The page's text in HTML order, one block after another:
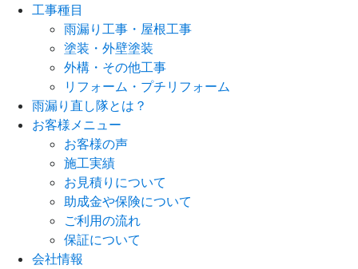
工事種目
雨漏り工事・屋根工事
塗装・外壁塗装
外構・その他工事
リフォーム・プチリフォーム
雨漏り直し隊とは？
お客様メニュー
お客様の声
施工実績
お見積りについて
助成金や保険について
ご利用の流れ
保証について
会社情報